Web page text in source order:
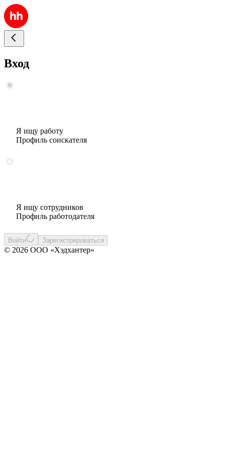
Вход
Я ищу работу
Профиль соискателя
Я ищу сотрудников
Профиль работодателя
Войти Зарегистрироваться
© 2026 ООО «Хэдхантер»